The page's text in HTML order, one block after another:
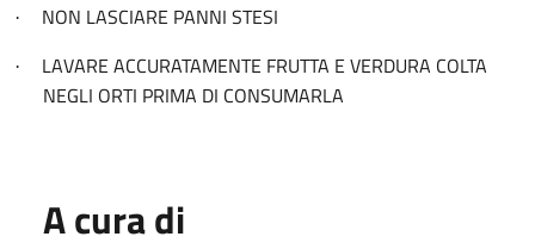
· NON LASCIARE PANNI STESI
·
LAVARE ACCURATAMENTE FRUTTA E VERDURA COLTA
NEGLI ORTI PRIMA DI CONSUMARLA
A cura di